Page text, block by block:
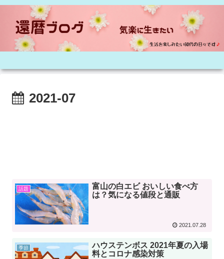
2021-07
話題
富山の白エビ おいしい食べ方
は？気になる値段と通販
2021.07.28
季節
ハウステンボス 2021年夏の入場
料とコロナ感染対策